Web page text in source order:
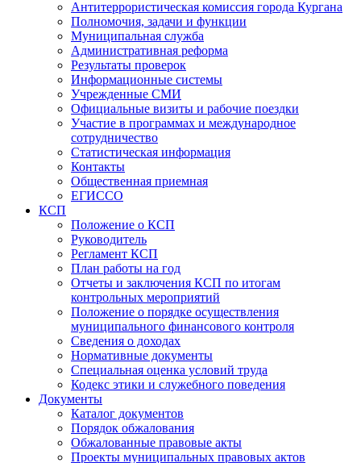
Антитеррористическая комиссия города Кургана
Полномочия, задачи и функции
Муниципальная служба
Административная реформа
Результаты проверок
Информационные системы
Учрежденные СМИ
Официальные визиты и рабочие поездки
Участие в программах и международное
сотрудничество
Статистическая информация
Контакты
Общественная приемная
ЕГИССО
КСП
Положение о КСП
Руководитель
Регламент КСП
План работы на год
Отчеты и заключения КСП по итогам
контрольных мероприятий
Положение о порядке осуществления
муниципального финансового контроля
Сведения о доходах
Нормативные документы
Специальная оценка условий труда
Кодекс этики и служебного поведения
Документы
Каталог документов
Порядок обжалования
Обжалованные правовые акты
Проекты муниципальных правовых актов